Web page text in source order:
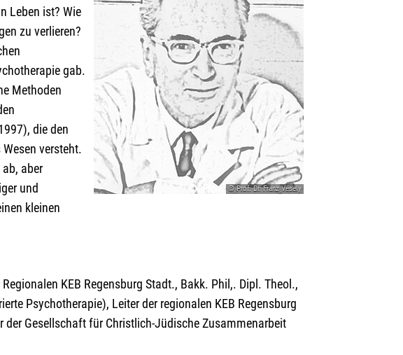
© Prof. Dr. Franz Vesely
Leben ist? Wie
zu verlieren?
gab.
Methoden
die den
versteht.
aber
und
kleinen
KEB Regensburg Stadt., Bakk. Phil,. Dipl. Theol.,
Psychotherapie), Leiter der regionalen KEB Regensburg
Gesellschaft für Christlich-Jüdische Zusammenarbeit